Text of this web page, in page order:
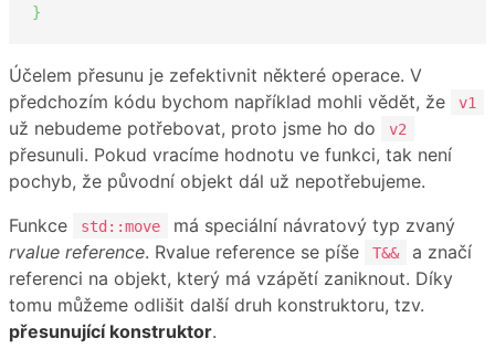
}
Účelem přesunu je zefektivnit některé operace. V
předchozím kódu bychom například mohli vědět, že
v1
už nebudeme potřebovat, proto jsme ho do v2
přesunuli. Pokud vracíme hodnotu ve funkci, tak není
pochyb, že původní objekt dál už nepotřebujeme.
Funkce
std::move
má speciální návratový typ zvaný
rvalue reference. Rvalue reference se píše T&&
a značí
referenci na objekt, který má vzápětí zaniknout. Díky
tomu můžeme odlišit další druh konstruktoru, tzv.
přesunující konstruktor.